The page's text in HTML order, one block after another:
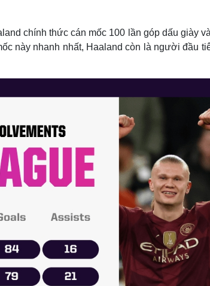
Thời trang
Sao Việt
chính thức cán mốc 100 lần góp dấu giày
này nhanh nhất, Haaland còn là người đầu